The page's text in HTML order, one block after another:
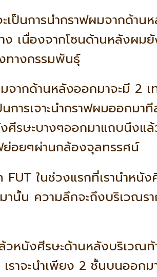
เป็นการนำกราฟผมจากด้า
ง เนื่องจากโซนด้านหลังผม
ทางกรรมพันธุ์
จากด้านหลังออกมาจะมี 2
การเจาะนำกราฟผมออกมา
ศีรษะบางๆออกมาแถบนึงแ
ย่อยๆผ่านกล้องจุลทรรศน์
FUT ในช่วงแรกที่เรานำหนั
นั้น ความลึกจะถึงบริเวณร
หนังศีรษะด้านหลังบริเวณท้
ราจะนำเพียง 2 ชั้นบนออก